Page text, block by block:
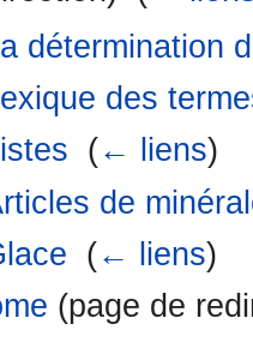
détermination
des
(← liens)
de
(← liens)
(page de